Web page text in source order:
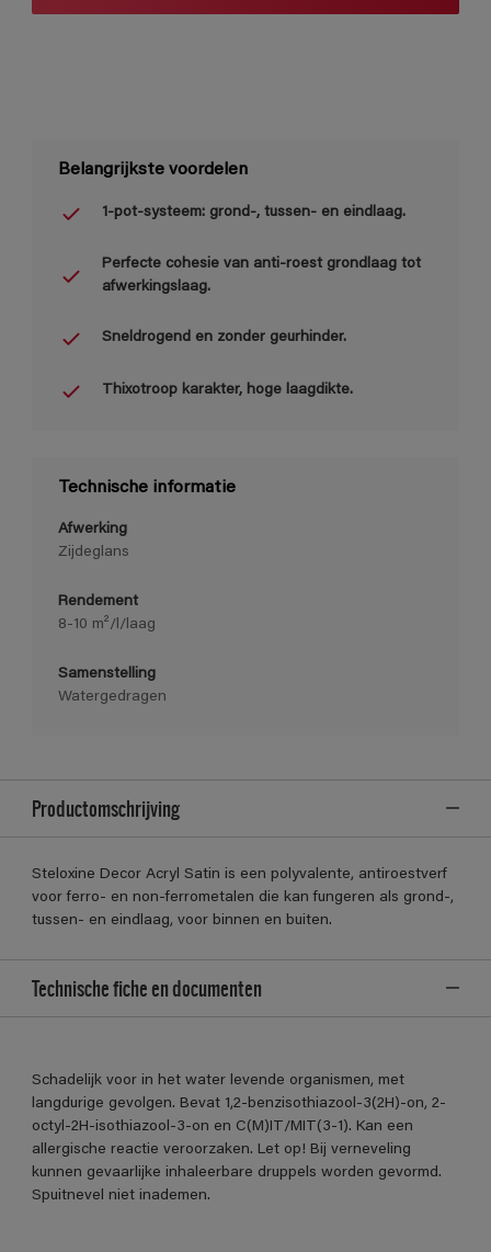
Belangrijkste voordelen
1-pot-systeem: grond-, tussen- en eindlaag.
Perfecte cohesie van anti-roest grondlaag tot
afwerkingslaag.
Sneldrogend en zonder geurhinder.
Thixotroop karakter, hoge laagdikte.
Technische informatie
Afwerking
Zijdeglans
Rendement
8-10 m²/l/laag
Samenstelling
Watergedragen
Productomschrijving
Steloxine Decor Acryl Satin is een polyvalente, antiroestverf
voor ferro- en non-ferrometalen die kan fungeren als grond-,
tussen- en eindlaag, voor binnen en buiten.
Technische fiche en documenten
Schadelijk voor in het water levende organismen, met
langdurige gevolgen. Bevat 1,2-benzisothiazool-3(2H)-on, 2-
octyl-2H-isothiazool-3-on en C(M)IT/MIT(3-1). Kan een
allergische reactie veroorzaken. Let op! Bij verneveling
kunnen gevaarlijke inhaleerbare druppels worden gevormd.
Spuitnevel niet inademen.